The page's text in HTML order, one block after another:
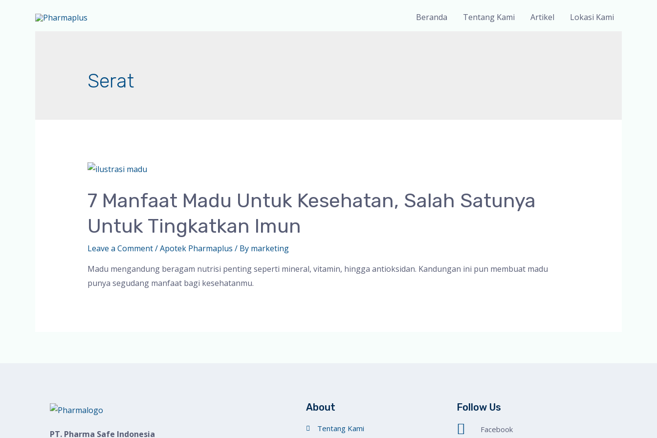
Beranda Tentang Kami Artikel Lokasi Kami
Serat
7 Manfaat Madu Untuk Kesehatan, Salah Satunya
Untuk Tingkatkan Imun
Leave a Comment/Apotek Pharmaplus / By marketing
Madu mengandung beragam nutrisi penting seperti mineral, vitamin, hingga antioksidan. Kandungan ini pun membuat madu
punya segudang manfaat bagi kesehatanmu.
PT. Pharma Safe Indonesia
About
Tentang Kami
Follow Us
Facebook